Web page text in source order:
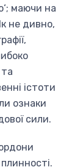
маючи на
не дивно,
істоти
ознаки
сили.